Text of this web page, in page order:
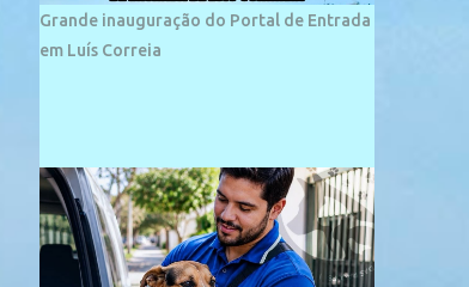
geográfico. Não se sabe ao certo porque a
praia leva esse nome, e muitas das suas
vizinhos. O bairro onde se localiza a praia é
palco de amplos investimentos e projetos
grandiosos como hotéis, pousadas e
residências de veraneio de grande porte. O
Grande inauguração do Portal de Entrada
em Luís Correia